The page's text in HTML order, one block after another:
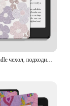
Чехол для Kindle чехол, подходит для нового Kindle 6 дюймов (11-е поколение, выпуск 2022)/ Kindle (10-е поколение, 2019), чехол с цветами